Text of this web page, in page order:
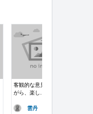
客観的な意見を述べな
がら、楽し...
雲丹